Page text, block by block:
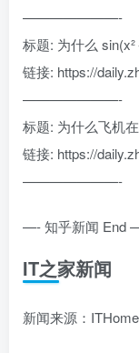
———————-
标题: 为什么
链接: https://
———————-
标题: 为什么飞机
链接: https://
———————-
—- 知乎新闻 End
IT之家新闻
新闻来源：